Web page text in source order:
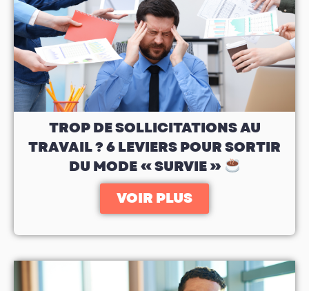
TROP DE SOLLICITATIONS AU
TRAVAIL ? 6 LEVIERS POUR SORTIR
DU MODE « SURVIE »
VOIR PLUS